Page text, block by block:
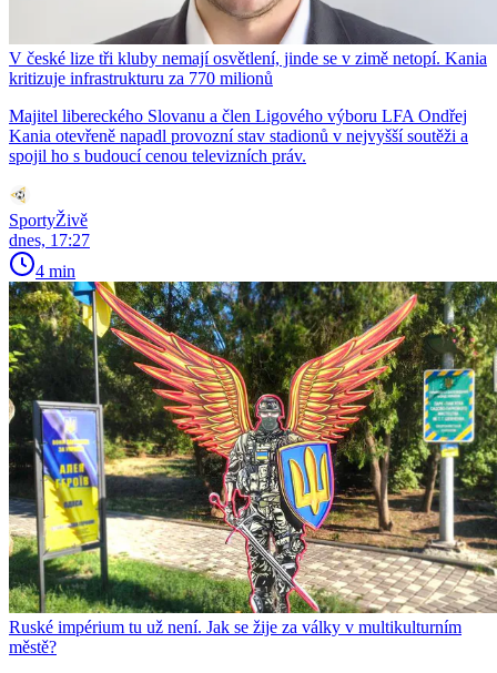
V české lize tři kluby nemají osvětlení, jinde se v zimě netopí. Kania
kritizuje infrastrukturu za 770 milionů
Majitel libereckého Slovanu a člen Ligového výboru LFA Ondřej
Kania otevřeně napadl provozní stav stadionů v nejvyšší soutěži a
spojil ho s budoucí cenou televizních práv.
SportyŽivě
dnes, 17:27
4 min
Ruské impérium tu už není. Jak se žije za války v multikulturním
městě?